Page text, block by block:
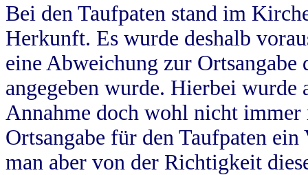
Bei den Taufpaten stand im
Herkunft. Es wurde deshalb
eine Abweichung zur
angegeben wurde. Hierbei wurde
Annahme doch wohl nicht
Ortsangabe für den Taufpaten
man aber von der Richtigkeit